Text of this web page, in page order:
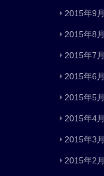
2015年9月
2015年8月
2015年7月
2015年6月
2015年5月
2015年4月
2015年3月
2015年2月